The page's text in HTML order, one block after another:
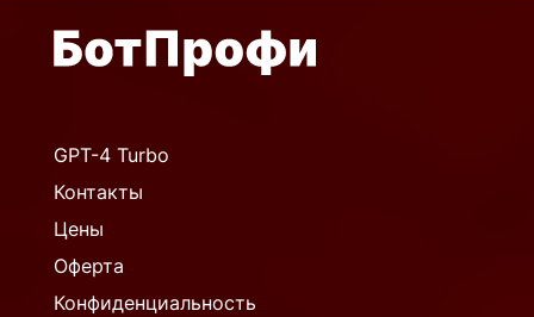
GPT-4 Turbo
Контакты
Цены
Оферта
Конфиденциальность